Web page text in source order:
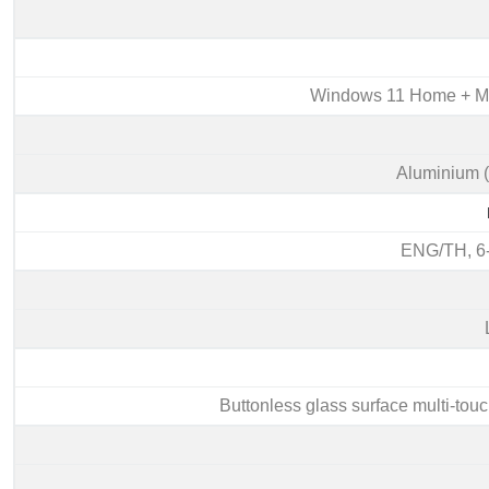
Windows 11 Home +
Aluminium
ENG/TH,
Buttonless glass surface multi-